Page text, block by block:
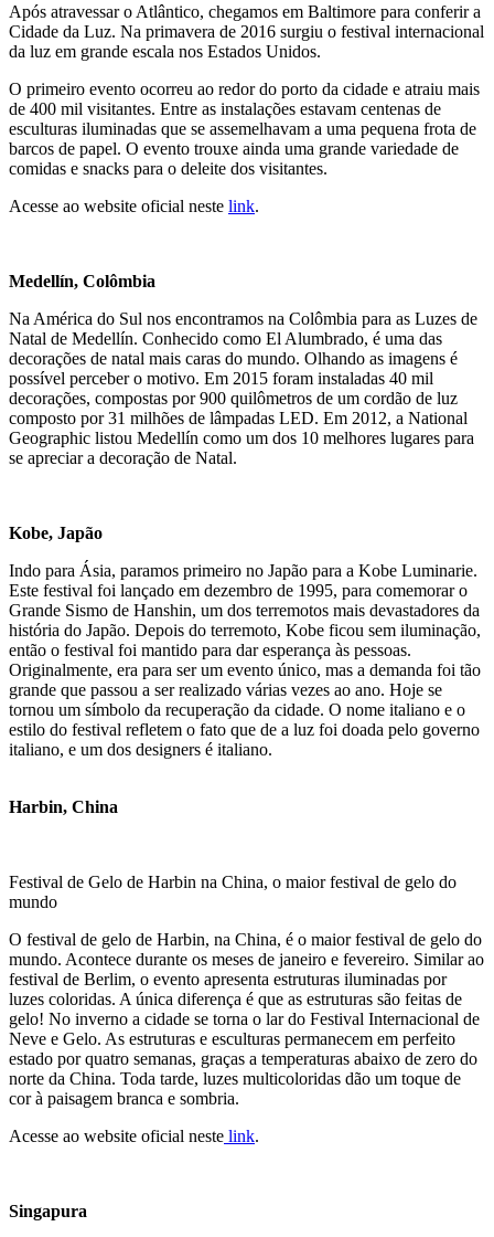
Após atravessar o Atlântico, chegamos em Baltimore para conferir a
Cidade da Luz. Na primavera de 2016 surgiu o festival internacional
da luz em grande escala nos Estados Unidos.
O primeiro evento ocorreu ao redor do porto da cidade e atraiu mais
de 400 mil visitantes. Entre as instalações estavam centenas de
esculturas iluminadas que se assemelhavam a uma pequena frota de
barcos de papel. O evento trouxe ainda uma grande variedade de
comidas e snacks para o deleite dos visitantes.
Acesse ao website oficial neste link.
Medellín, Colômbia
Na América do Sul nos encontramos na Colômbia para as Luzes de
Natal de Medellín. Conhecido como El Alumbrado, é uma das
decorações de natal mais caras do mundo. Olhando as imagens é
possível perceber o motivo. Em 2015 foram instaladas 40 mil
decorações, compostas por 900 quilômetros de um cordão de luz
composto por 31 milhões de lâmpadas LED. Em 2012, a National
Geographic listou Medellín como um dos 10 melhores lugares para
se apreciar a decoração de Natal.
Kobe, Japão
Indo para Ásia, paramos primeiro no Japão para a Kobe Luminarie.
Este festival foi lançado em dezembro de 1995, para comemorar o
Grande Sismo de Hanshin, um dos terremotos mais devastadores da
história do Japão. Depois do terremoto, Kobe ficou sem iluminação,
então o festival foi mantido para dar esperança às pessoas.
Originalmente, era para ser um evento único, mas a demanda foi tão
grande que passou a ser realizado várias vezes ao ano. Hoje se
tornou um símbolo da recuperação da cidade. O nome italiano e o
estilo do festival refletem o fato que de a luz foi doada pelo governo
italiano, e um dos designers é italiano.
Harbin, China
Festival de Gelo de Harbin na China, o maior festival de gelo do
mundo
O festival de gelo de Harbin, na China, é o maior festival de gelo do
mundo. Acontece durante os meses de janeiro e fevereiro. Similar ao
festival de Berlim, o evento apresenta estruturas iluminadas por
luzes coloridas. A única diferença é que as estruturas são feitas de
gelo! No inverno a cidade se torna o lar do Festival Internacional de
Neve e Gelo. As estruturas e esculturas permanecem em perfeito
estado por quatro semanas, graças a temperaturas abaixo de zero do
norte da China. Toda tarde, luzes multicoloridas dão um toque de
cor à paisagem branca e sombria.
Acesse ao website oficial neste link.
Singapura